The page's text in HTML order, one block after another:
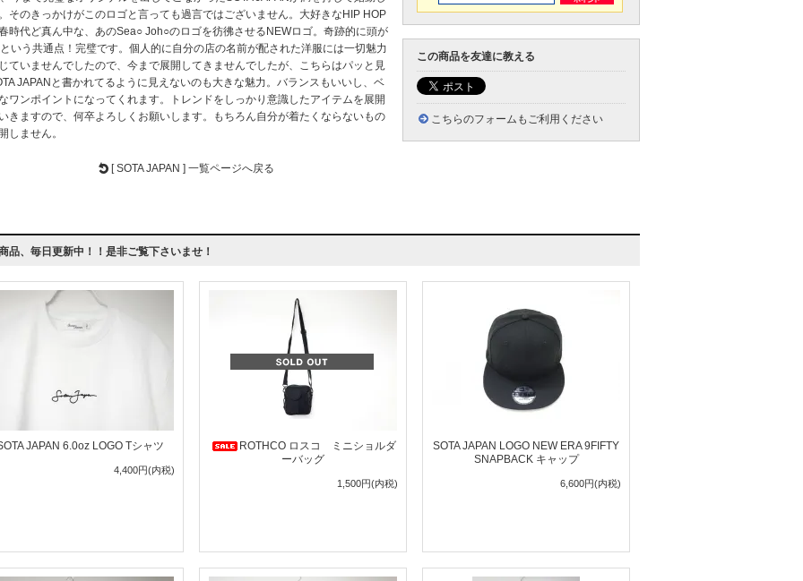
そのきっかけがこのロゴと言っても過言ではございません。大好きなHIP HOP
時代ど真ん中な、あのSea○ Joh○のロゴを彷彿させるNEWロゴ。奇跡的に頭が
いう共通点！完璧です。個人的に自分の店の名前が配された洋服には一切魅力
ていませんでしたので、今まで展開してきませんでしたが、こちらはパッと見
JAPANと書かれてるように見えないのも大きな魅力。バランスもいいし、ベ
ワンポイントになってくれます。トレンドをしっかり意識したアイテムを展開
きますので、何卒よろしくお願いします。もちろん自分が着たくならないもの
しません。
この商品を友達に教える
こちらのフォームもご利用ください
[ SOTA JAPAN ] 一覧ページへ戻る
品、毎日更新中！！是非ご覧下さいませ！
JAPAN 6.0oz LOGO Tシャツ
4,400円(内税)
ROTHCO ロスコ ミニショルダ
ーバッグ
1,500円(内税)
SOTA JAPAN LOGO NEW ERA 9FIFTY
SNAPBACK キャップ
6,600円(内税)